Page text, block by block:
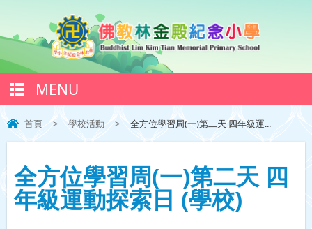
MENU
首頁 > 學校活動 > 全方位學習周(一)第二天 四年級運...
全方位學習周(一)第二天 四
年級運動探索日 (學校)